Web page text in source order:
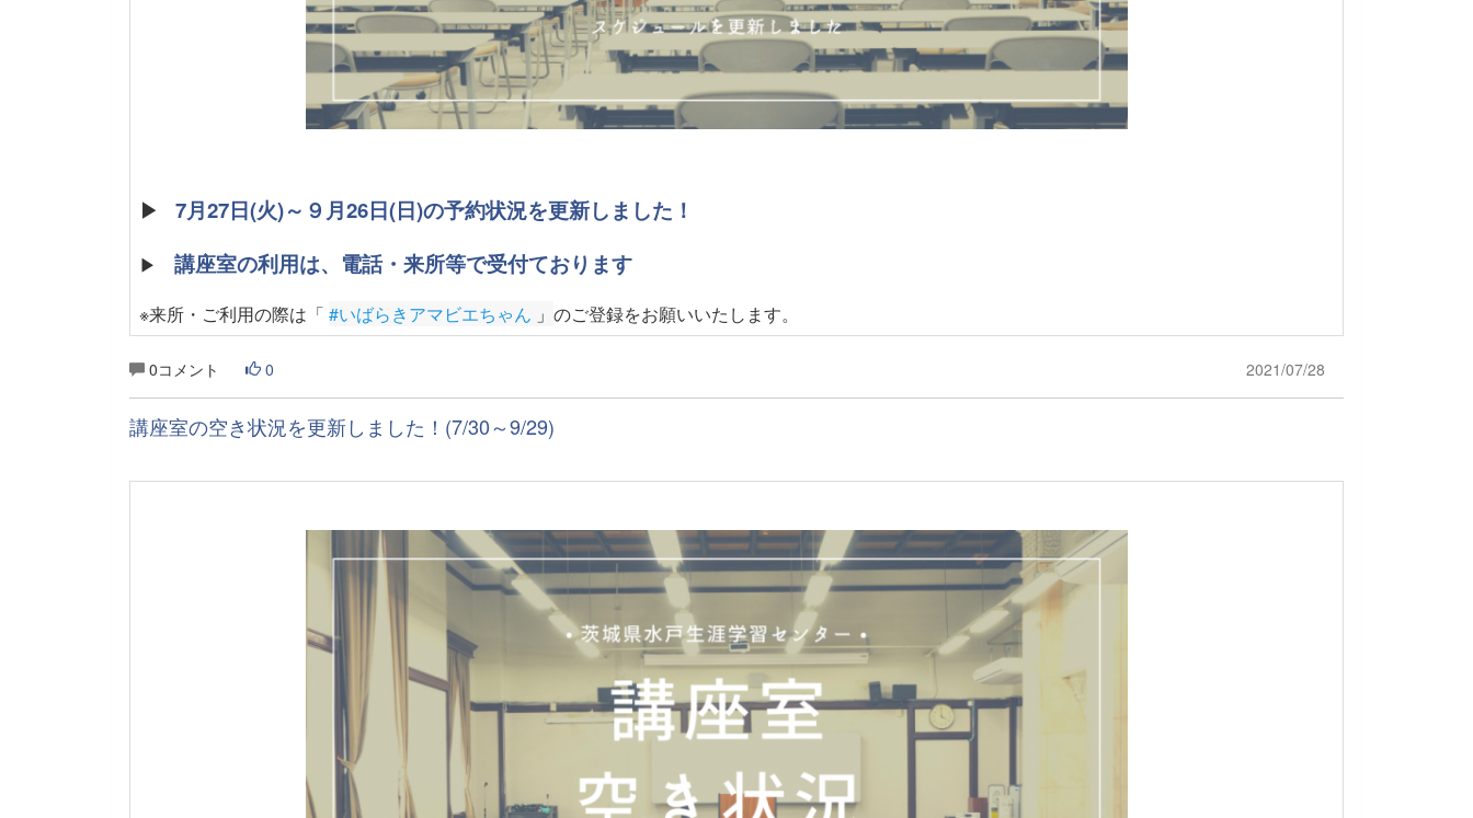
▶ 7月27日(火)～９月26日(日)の予約状況を更新しました！
▶ 講座室の利用は、電話・来所等で受付ております
※来所・ご利用の際は「 #いばらきアマビエちゃん 」 のご登録をお願いいたします。
0コメント 0 2021/07/28
講座室の空き状況を更新しました！(7/30～9/29)